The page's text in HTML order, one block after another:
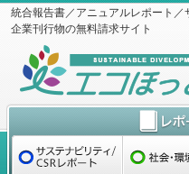
統合報告書／アニュアルレポート
企業刊行物の無料請求サイト